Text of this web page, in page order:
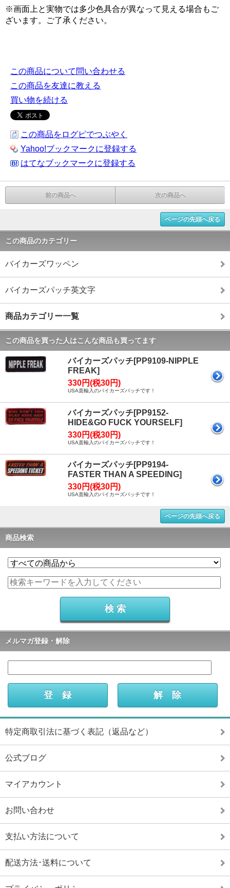
※画面上と実物では多少色具合が異なって見える場合もご
ざいます。ご了承ください。
この商品について問い合わせる
この商品を友達に教える
買い物を続ける
この商品をログピでつぶやく
Yahoo!ブックマークに登録する
はてなブックマークに登録する
前の商品へ 次の商品へ
ページの先頭へ戻る
この商品のカテゴリー
バイカーズワッペン
バイカーズパッチ英文字
商品カテゴリー一覧
この商品を買った人はこんな商品も買ってます
バイカーズパッチ[PP9109-NIPPLE
FREAK]
330円(税30円)
USA直輸入のバイカーズパッチです！
バイカーズパッチ[PP9152-
HIDE&GO FUCK YOURSELF]
330円(税30円)
USA直輸入のバイカーズパッチです！
バイカーズパッチ[PP9194-
FASTER THAN A SPEEDING]
330円(税30円)
USA直輸入のバイカーズパッチです！
ページの先頭へ戻る
商品検索
メルマガ登録・解除
特定商取引法に基づく表記（返品など）
公式ブログ
マイアカウント
お問い合わせ
支払い方法について
配送方法･送料について